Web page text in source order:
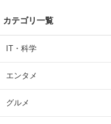
カテゴリ一覧
IT・科学
エンタメ
グルメ